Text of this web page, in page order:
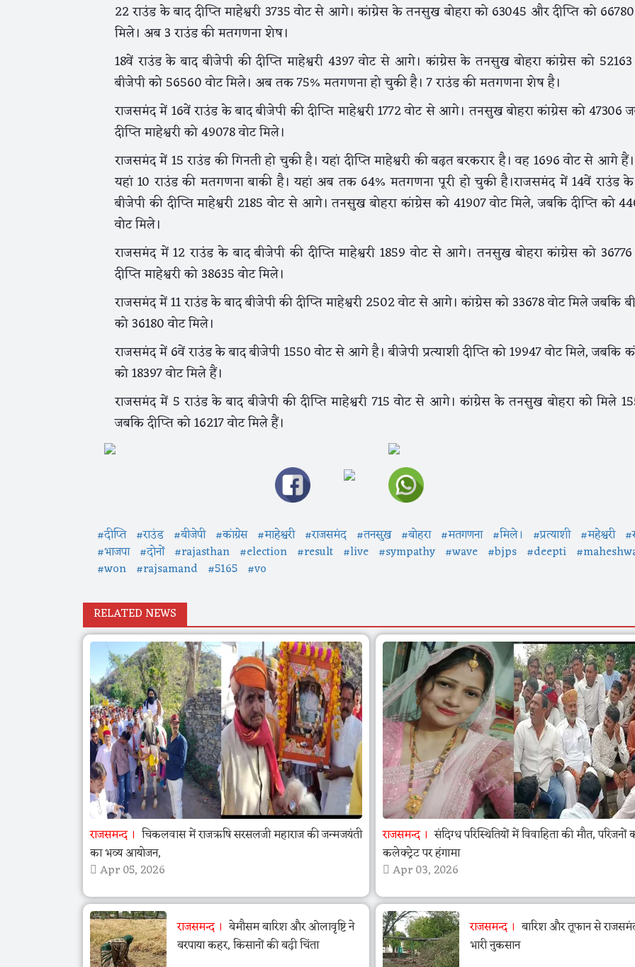
22 राउंड के बाद दीप्ति माहेश्वरी 3735 वोट से आगे। कांग्रेस के तनसुख बोहरा को 63045 और दीप्ति को
मिले। अब 3 राउंड की मतगणना शेष।
18वें राउंड के बाद बीजेपी की दीप्ति माहेश्वरी 4397 वोट से आगे। कांग्रेस के तनसुख बोहरा कांग्रेस को
बीजेपी को 56560 वोट मिले। अब तक 75% मतगणना हो चुकी है। 7 राउंड की मतगणना शेष है।
राजसमंद में 16वें राउंड के बाद बीजेपी की दीप्ति माहेश्वरी 1772 वोट से आगे। तनसुख बोहरा कांग्रेस को 47306
दीप्ति माहेश्वरी को 49078 वोट मिले।
राजसमंद में 15 राउंड की गिनती हो चुकी है। यहां दीप्ति माहेश्वरी की बढ़त बरकरार है। वह 1696 वोट से आगे
यहां 10 राउंड की मतगणना बाकी है। यहां अब तक 64% मतगणना पूरी हो चुकी है।राजसमंद में 14वें राउंड
बीजेपी की दीप्ति माहेश्वरी 2185 वोट से आगे। तनसुख बोहरा कांग्रेस को 41907 वोट मिले, जबकि दीप्ति को
वोट मिले।
राजसमंद में 12 राउंड के बाद बीजेपी की दीप्ति माहेश्वरी 1859 वोट से आगे। तनसुख बोहरा कांग्रेस को
दीप्ति माहेश्वरी को 38635 वोट मिले।
राजसमंद में 11 राउंड के बाद बीजेपी की दीप्ति माहेश्वरी 2502 वोट से आगे। कांग्रेस को 33678 वोट मिले जबकि
को 36180 वोट मिले।
राजसमंद में 6वें राउंड के बाद बीजेपी 1550 वोट से आगे है। बीजेपी प्रत्याशी दीप्ति को 19947 वोट मिले, जबकि
को 18397 वोट मिले हैं।
राजसमंद में 5 राउंड के बाद बीजेपी की दीप्ति माहेश्वरी 715 वोट से आगे। कांग्रेस के तनसुख बोहरा को मिले
जबकि दीप्ति को 16217 वोट मिले हैं।
#दीप्ति #राउंड #बीजेपी #कांग्रेस #माहेश्वरी #राजसमंद #तनसुख #बोहरा #मतगणना #मिले। #प्रत्याशी #महेश्वरी
#भाजपा #दोनों #rajasthan #election #result #live #sympathy #wave #bjps #deepti
#won #rajsamand #5165 #vo
RELATED NEWS
राजसमन्द
चिकलवास में राजऋषि सरसलजी महाराज की जन्मजयंती
का भव्य आयोजन,
Apr 05, 2026
राजसमन्द
संदिग्ध परिस्थितियों में विवाहिता की मौत, परिजनों
कलेक्ट्रेट पर हंगामा
Apr 03, 2026
राजसमन्द
बेमौसम बारिश और ओलावृष्टि ने
बरपाया कहर, किसानों की बढ़ी चिंता
राजसमन्द
बारिश और तूफान से
भारी नुकसान